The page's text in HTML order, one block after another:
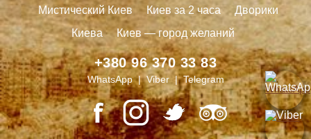
Мистический Киев
Киев за 2 часа
Дворики
Киева
Киев — город желаний
+380 96 370 33 83
WhatsApp | Viber | Telegram